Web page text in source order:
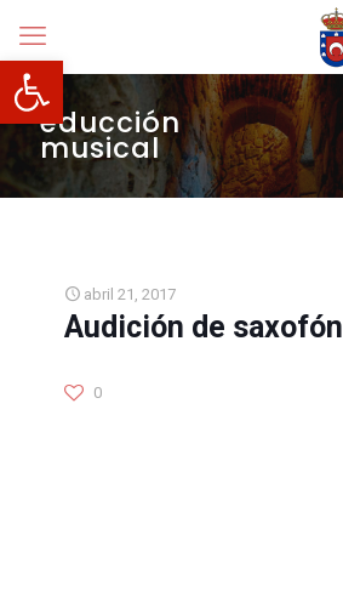
Abrir barra de herramientas
educción
musical
abril 21, 2017
Audición de saxofón
0